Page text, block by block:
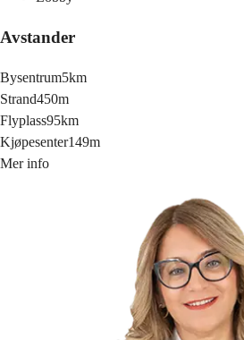
Avstander
Bysentrum5km
Strand450m
Flyplass95km
Kjøpesenter149m
Mer info